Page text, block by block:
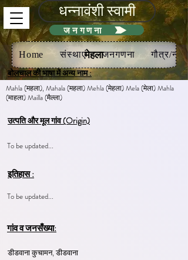
धन्नावंशी स्वामी
जनगणना
Home संस्थाएं जनगणना गौत्र/नख
मेहला
बोलचाल की भाषा में अन्य नाम :
Mahla (महला), Mahala (महला) Mehla (मेहला) Mela (मेला) Mahla
(माहला) Mailla (मैल्ला)
उत्पति और मूल गांव (Origin)
To be updated...
इतिहास :
To be updated...
गांव व जनसँख्या:
डीडवाना कुचामन, डीडवाना